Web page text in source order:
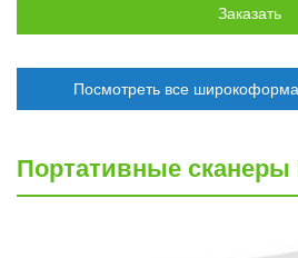
Посмотреть все
Портативные сканеры